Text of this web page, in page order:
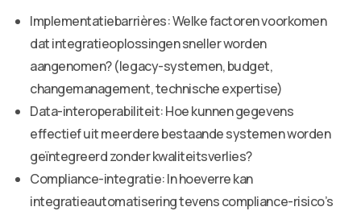
Implementatiebarrières: Welke factoren voorkomen
dat integratieoplossingen sneller worden
aangenomen? (legacy-systemen, budget,
changemanagement, technische expertise)
Data-interoperabiliteit: Hoe kunnen gegevens
effectief uit meerdere bestaande systemen worden
geïntegreerd zonder kwaliteitsverlies?
Compliance-integratie: In hoeverre kan
integratieautomatisering tevens compliance-risico’s